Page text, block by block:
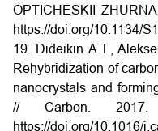
OPTICHESKII
https://doi.org/10.1134/
19. Dideikin A.T.,
Rehybridization of
nanocrystals and
// Carbon.
https://doi.org/10.1016/